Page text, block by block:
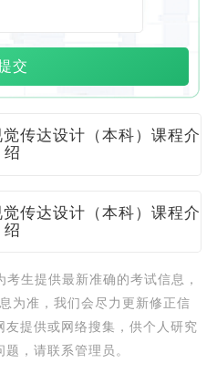
交
传达设计（本科）课程介
绍
传达设计（本科）课程介
绍
生提供最新准确的考试信息，
为准，我们会尽力更新修正信
提供或网络搜集，供个人研究
，请联系管理员。